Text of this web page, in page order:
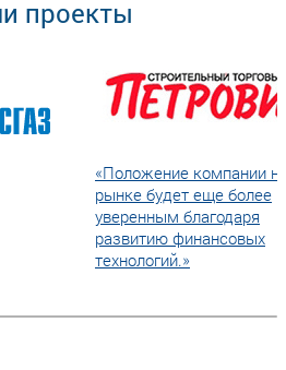
проекты
«Положение компании
рынке будет еще более
уверенным благодаря
развитию финансовых
технологий.»